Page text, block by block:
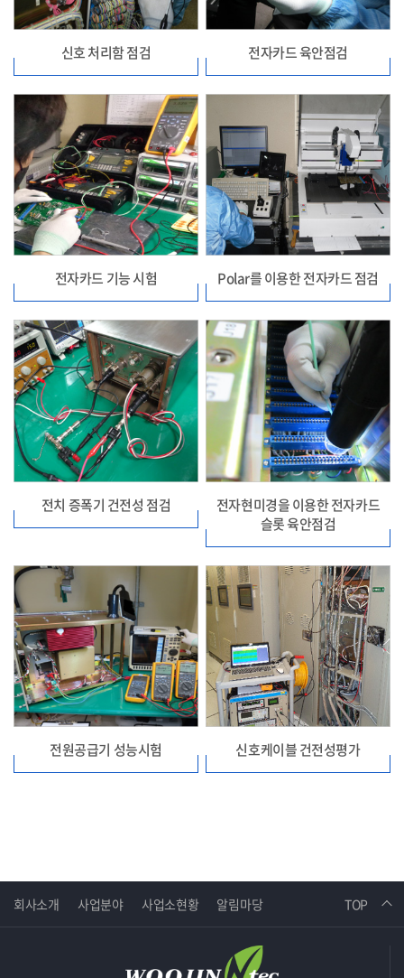
신호 처리함 점검 전자카드 육안점검
전자카드 기능 시험 Polar를 이용한 전자카드 점검
전치 증폭기 건전성 점검
전자현미경을 이용한 전자카드
슬롯 육안점검
전원공급기 성능시험 신호케이블 건전성평가
회사소개 사업분야 사업소현황 알림마당 TOP